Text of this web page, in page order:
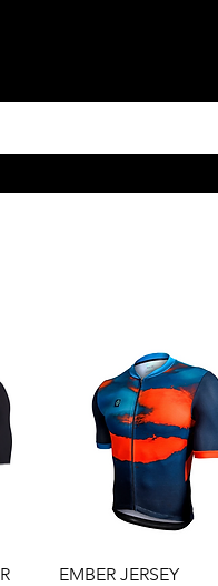
Vista rápida
EMBER JERSEY